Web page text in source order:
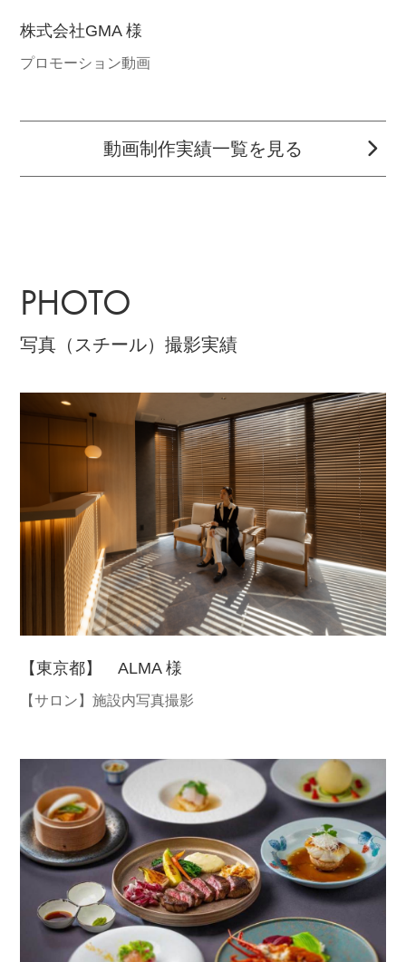
株式会社GMA 様
プロモーション動画
動画制作実績一覧を見る
PHOTO
写真（スチール）撮影実績
【東京都】 ALMA 様
【サロン】施設内写真撮影